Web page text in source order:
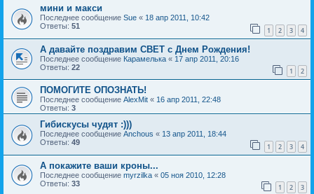
мини и макси
Последнее сообщение Sue « 18 апр 2011, 10:42
Ответы: 51 1 2 3 4
А давайте поздравим СВЕТ с Днем Рождения!
Последнее сообщение Карамелька « 17 апр 2011, 20:16
Ответы: 22 1 2
ПОМОГИТЕ ОПОЗНАТЬ!
Последнее сообщение AlexMit « 16 апр 2011, 22:48
Ответы: 3
Гибискусы чудят :)))
Последнее сообщение Anchous « 13 апр 2011, 18:44
Ответы: 49 1 2 3 4
А покажите ваши кроны...
Последнее сообщение myrzilka « 05 ноя 2010, 12:28
Ответы: 33 1 2 3